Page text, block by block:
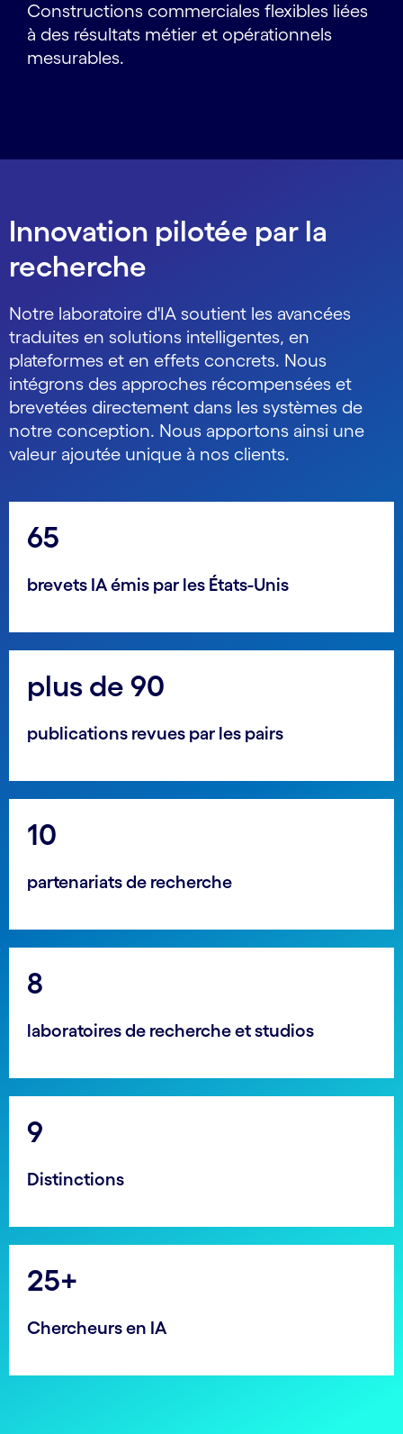
Constructions commerciales flexibles liées
à des résultats métier et opérationnels
mesurables.
Innovation pilotée par la
recherche
Notre laboratoire d'IA soutient les avancées
traduites en solutions intelligentes, en
plateformes et en effets concrets. Nous
intégrons des approches récompensées et
brevetées directement dans les systèmes de
notre conception. Nous apportons ainsi une
valeur ajoutée unique à nos clients.
65
brevets IA émis par les États-Unis
plus de 90
publications revues par les pairs
10
partenariats de recherche
8
laboratoires de recherche et studios
9
Distinctions
25+
Chercheurs en IA